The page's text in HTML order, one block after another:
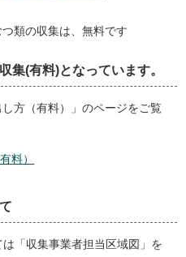
類の収集は、無料です
集(有料)となっています。
方（有料）」のページをご覧
料）
「収集事業者担当区域図」を